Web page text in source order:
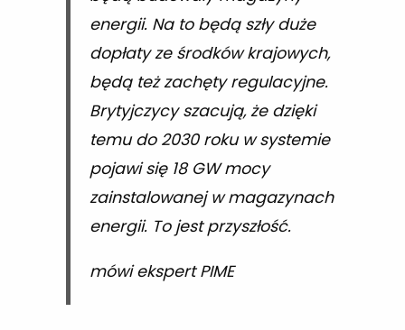
energii. Na to będą szły duże
dopłaty ze środków krajowych,
będą też zachęty regulacyjne.
Brytyjczycy szacują, że dzięki
temu do 2030 roku w systemie
pojawi się 18 GW mocy
zainstalowanej w magazynach
energii. To jest przyszłość.
mówi ekspert PIME